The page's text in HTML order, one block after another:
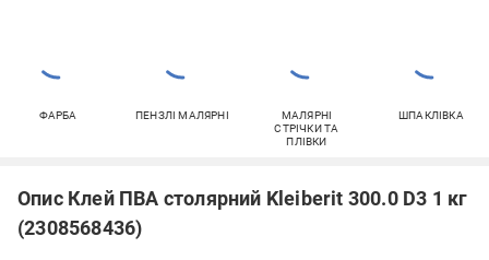
ФАРБА ПЕНЗЛІ МАЛЯРНІ
МАЛЯРНІ
СТРІЧКИ ТА
ПЛІВКИ
ШПАКЛІВКА
Опис Клей ПВА столярний Kleiberit 300.0 D3 1 кг
(2308568436)